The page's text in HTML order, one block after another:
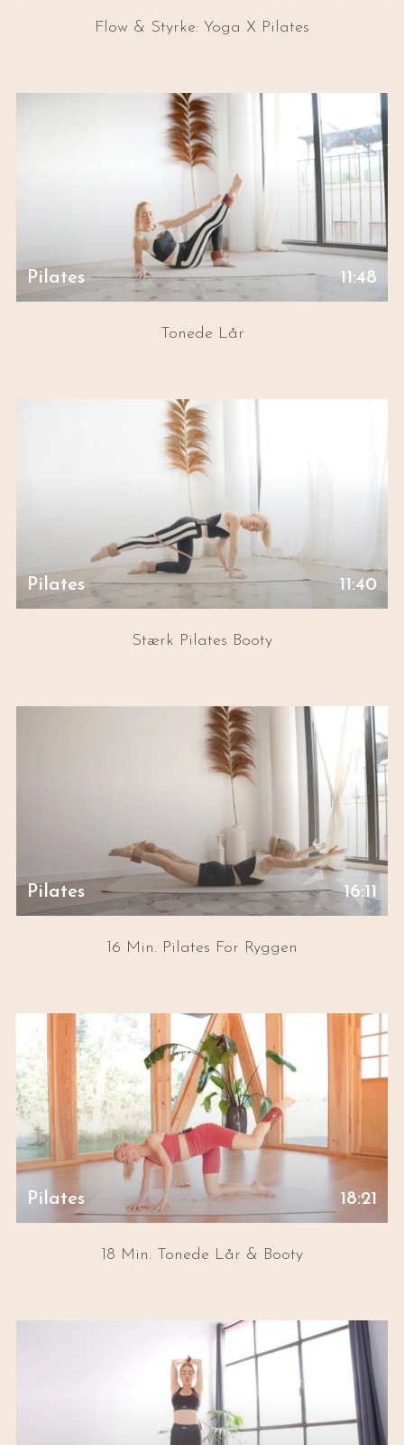
Flow & Styrke: Yoga X Pilates
Pilates 11:48
Tonede Lår
Pilates 11:40
Stærk Pilates Booty
Pilates 16:11
16 Min. Pilates For Ryggen
Pilates 18:21
18 Min. Tonede Lår & Booty